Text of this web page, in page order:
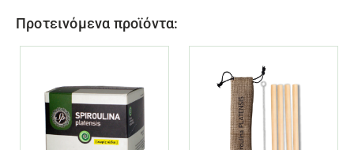
Προτεινόμενα προϊόντα: